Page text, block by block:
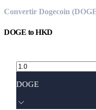
Convertir Dogecoin
DOGE toHKD
DOGE